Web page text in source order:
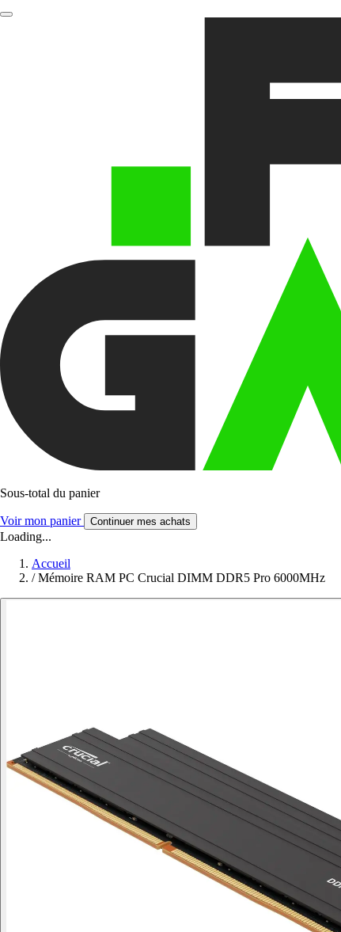
Sous-total du panier
Voir mon panier Continuer mes achats
Loading...
Accueil
/ Mémoire RAM PC Crucial DIMM DDR5 Pro 6000MHz